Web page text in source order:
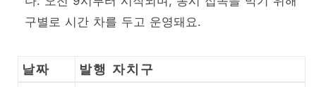
구별로 시간 차를 두고 운영돼요.
날짜 발행 자치구